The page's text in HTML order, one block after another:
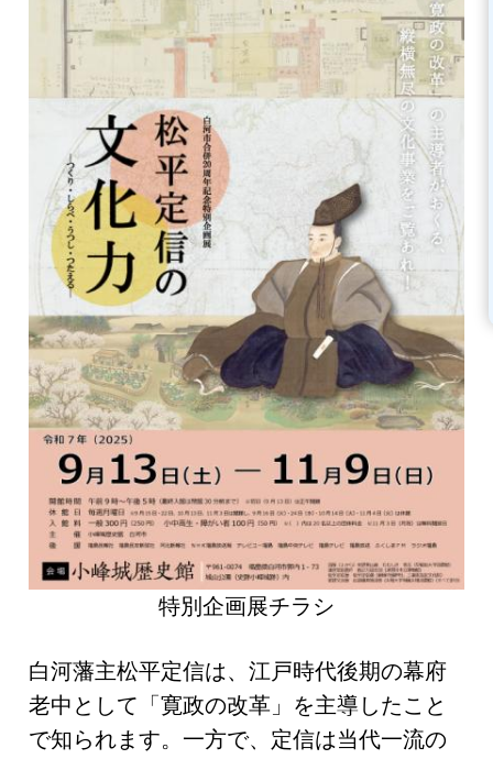
特別企画展チラシ
白河藩主松平定信は、江戸時代後期の幕府
老中として「寛政の改革」を主導したこと
で知られます。一方で、定信は当代一流の